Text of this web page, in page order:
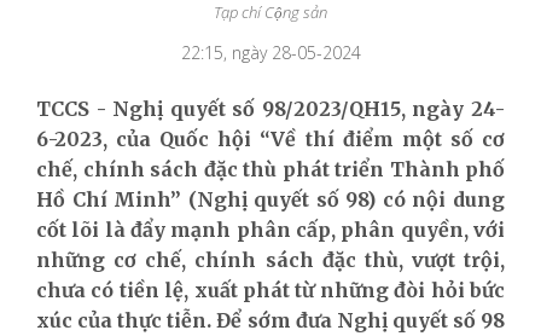
Tạp chí Cộng sản
22:15, ngày 28-05-2024
TCCS - Nghị quyết số 98/2023/QH15, ngày 24-
6-2023, của Quốc hội “Về thí điểm một số cơ
chế, chính sách đặc thù phát triển Thành phố
Hồ Chí Minh” (Nghị quyết số 98) có nội dung
cốt lõi là đẩy mạnh phân cấp, phân quyền, với
những cơ chế, chính sách đặc thù, vượt trội,
chưa có tiền lệ, xuất phát từ những đòi hỏi bức
xúc của thực tiễn. Để sớm đưa Nghị quyết số 98